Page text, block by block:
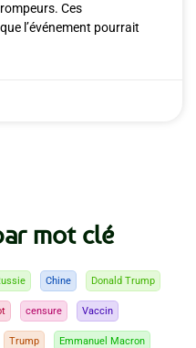
Ces
l’événement pourrait
mot clé
Chine Donald Trump
censure Vaccin
Trump Emmanuel Macron